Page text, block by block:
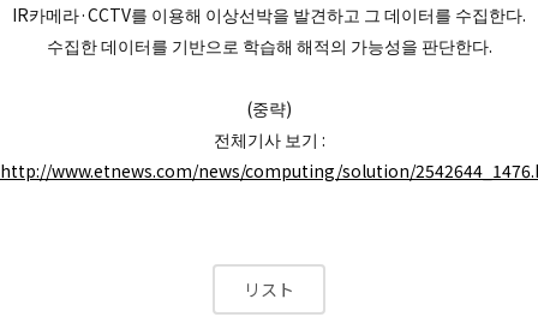
IR카메라·CCTV를 이용해 이상선박을 발견하고 그 데이터를 수집한다.
수집한 데이터를 기반으로 학습해 해적의 가능성을 판단한다.
(중략)
전체기사 보기 :
http://www.etnews.com/news/computing/solution/
リスト